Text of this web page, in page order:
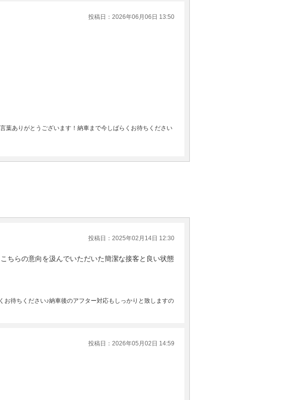
投稿日：2026年06月06日 13:50
葉ありがとうございます！納車まで今しばらくお待ちください
投稿日：2025年02月14日 12:30
ちらの意向を汲んでいただいた簡潔な接客と良い状態
待ちください♪納車後のアフター対応もしっかりと致しますの
投稿日：2026年05月02日 14:59